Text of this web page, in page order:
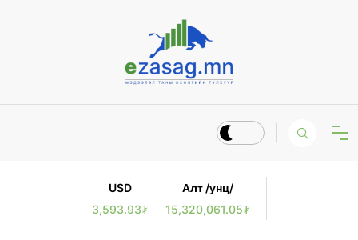
USD
3,593.93₮
Алт /унц/
15,320,061.05₮